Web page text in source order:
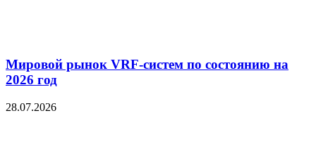
Мировой рынок VRF-систем по состоянию на
2026 год
28.07.2026